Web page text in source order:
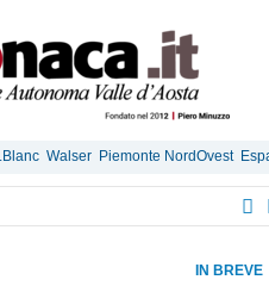
Walser Piemonte NordOvest
IN BREVE